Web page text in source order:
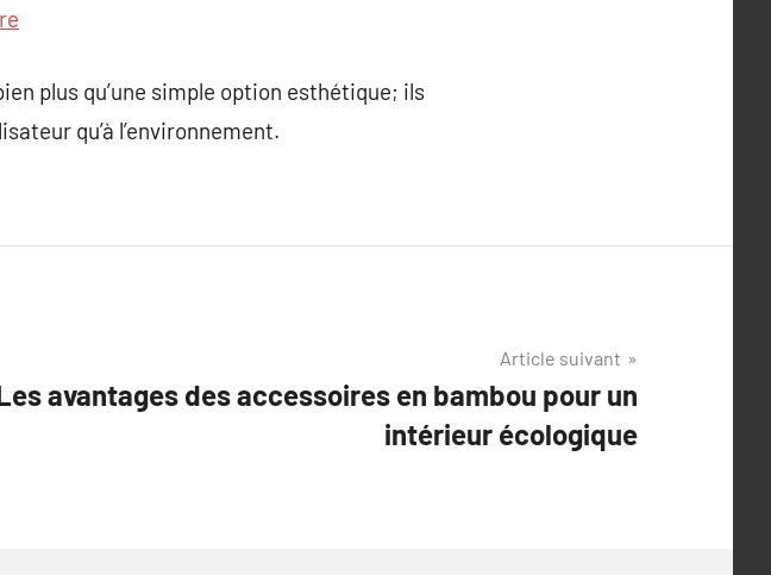
plus qu’une simple option esthétique; ils
qu’à l’environnement.
Article suivant
avantages des accessoires en bambou pour un
intérieur écologique